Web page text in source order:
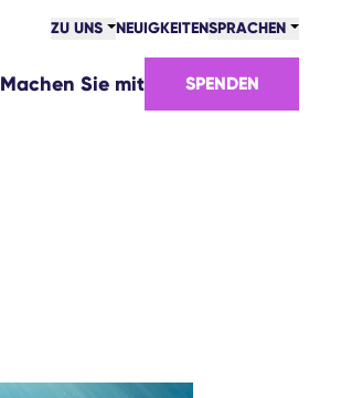
ZU UNS NEUIGKEITENSPRACHEN
Machen Sie mit SPENDEN